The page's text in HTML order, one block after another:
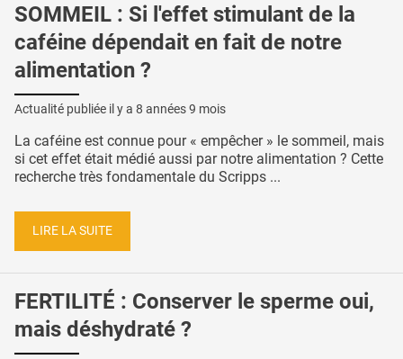
SOMMEIL : Si l'effet stimulant de la
caféine dépendait en fait de notre
alimentation ?
Actualité publiée il y a 8 années 9 mois
La caféine est connue pour « empêcher » le sommeil, mais
si cet effet était médié aussi par notre alimentation ? Cette
recherche très fondamentale du Scripps ...
LIRE LA SUITE
FERTILITÉ : Conserver le sperme oui,
mais déshydraté ?